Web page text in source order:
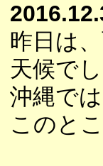
昨日は
天候でし
沖縄で
このと